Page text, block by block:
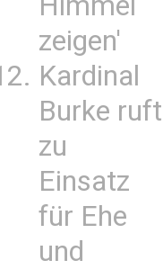
zeigen'
Kardinal
Burke ruft
zu
Einsatz
für Ehe
und